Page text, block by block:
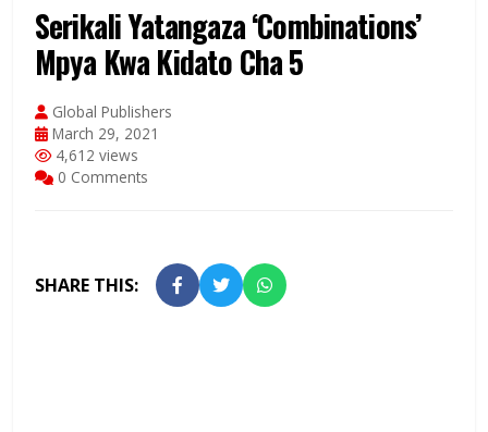
Serikali Yatangaza ‘Combinations’
Mpya Kwa Kidato Cha 5
Global Publishers
March 29, 2021
4,612 views
0 Comments
SHARE THIS: